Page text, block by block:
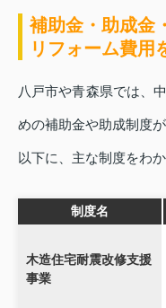
補助金・助成金
リフォーム費用
八戸市や青森県では、
めの補助金や助成制度
以下に、主な制度をわ
制度名
木造住宅耐震改修支援
事業